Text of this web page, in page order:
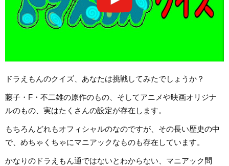
ドラえもんのクイズ、あなたは挑戦してみたでしょうか？
藤子・F・不二雄の原作のもの、そしてアニメや映画オリジナ
ルのもの、実はたくさんの設定が存在します。
もちろんどれもオフィシャルのなのですが、その長い歴史の中
で、めちゃくちゃにマニアックなものも存在しています。
かなりのドラえもん通ではないとわからない、マニアック問